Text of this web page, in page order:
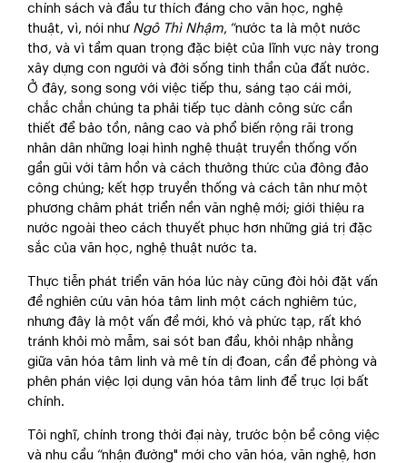
chính sách và đầu tư thích đáng cho văn học, nghệ
thuật, vì, nói nhưNgô Thì Nhậm, “nước ta là một nước
thơ, và vì tầm quan trọng đặc biệt của lĩnh vực này trong
xây dựng con người và đời sống tinh thần của đất nước.
Ở đây, song song với việc tiếp thu, sáng tạo cái mới,
chắc chắn chúng ta phải tiếp tục dành công sức cần
thiết để bảo tồn, nâng cao và phổ biến rộng rãi trong
nhân dân những loại hình nghệ thuật truyền thống vốn
gần gũi với tâm hồn và cách thưởng thức của đông đảo
công chúng; kết hợp truyền thống và cách tân như một
phương châm phát triển nền văn nghệ mới; giới thiệu ra
nước ngoài theo cách thuyết phục hơn những giá trị đặc
sắc của văn học, nghệ thuật nước ta.
Thực tiễn phát triển văn hóa lúc này cũng đòi hỏi đặt vấn
đề nghiên cứu văn hóa tâm linh một cách nghiêm túc,
nhưng đây là một vấn đề mới, khó và phức tạp, rất khó
tránh khỏi mò mẫm, sai sót ban đầu, khỏi nhập nhằng
giữa văn hóa tâm linh và mê tín dị đoan, cần đề phòng và
phên phán việc lợi dụng văn hóa tâm linh để trục lợi bất
chính.
Tôi nghĩ, chính trong thời đại này, trước bộn bề công việc
và nhu cầu “nhận đường" mới cho văn hóa, văn nghệ, hơn